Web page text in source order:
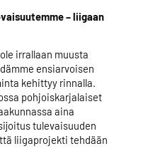
– liigaan
irrallaan muusta
ensiarvoisen
kehittyy rinnalla.
pohjoiskarjalaiset
aina
tulevaisuuden
liigaprojekti tehdään